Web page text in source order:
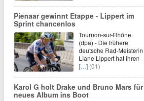
Pienaar gewinnt Etappe - Lippert im
Sprint chancenlos
Tournon-sur-Rhône
(dpa) - Die frühere
deutsche Rad-Meisterin
Liane Lippert hat ihren
[…] (01)
Karol G holt Drake und Bruno Mars für
neues Album ins Boot